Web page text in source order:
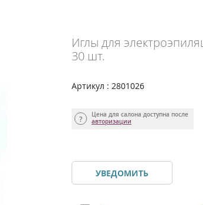
Иглы для
30 шт.
Артикул : 2801026
Цена для салона доступна после
авторизации
УВЕДОМИТЬ